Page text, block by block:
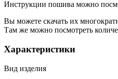
Инструкции пошива можно
Вы можете скачать их
Там же можно посмотреть
Характеристики
Вид изделия